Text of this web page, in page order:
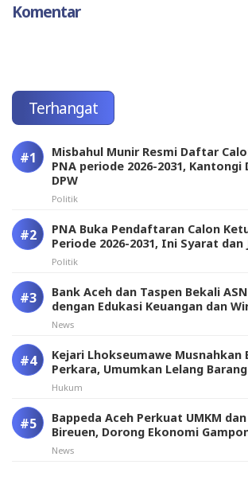
Komentar
Terhangat
Misbahul Munir Resmi Daftar
PNA periode 2026-2031, Kantongi
DPW
Politik
PNA Buka Pendaftaran Calon
Periode 2026-2031, Ini Syarat dan
Politik
Bank Aceh dan Taspen Bekali
dengan Edukasi Keuangan dan
News
Kejari Lhokseumawe Musnahkan
Perkara, Umumkan Lelang
Hukum
Bappeda Aceh Perkuat UMKM dan
Bireuen, Dorong Ekonomi
News